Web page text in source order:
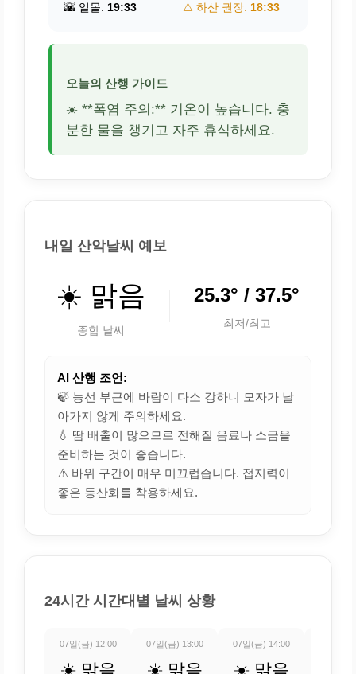
🌇 일몰: 19:33 ⚠️ 하산 권장: 18:33
오늘의 산행 가이드
☀️ **폭염 주의:** 기온이 높습니다. 충
분한 물을 챙기고 자주 휴식하세요.
내일 산악날씨 예보
☀️ 맑음
종합 날씨
25.3° / 37.5°
최저/최고
AI 산행 조언:
🍃 능선 부근에 바람이 다소 강하니 모자가 날
아가지 않게 주의하세요.
💧 땀 배출이 많으므로 전해질 음료나 소금을
준비하는 것이 좋습니다.
⚠️ 바위 구간이 매우 미끄럽습니다. 접지력이
좋은 등산화를 착용하세요.
24시간 시간대별 날씨 상황
07일(금) 12:00
☀️ 맑음
07일(금) 13:00
☀️ 맑음
07일(금) 14:00
☀️ 맑음